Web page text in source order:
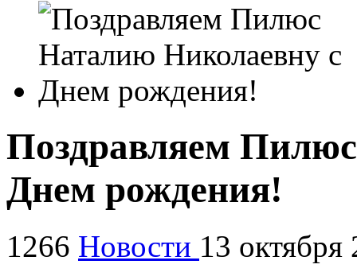
Поздравляем
Днем рождения!
1266 Новости 13 октября